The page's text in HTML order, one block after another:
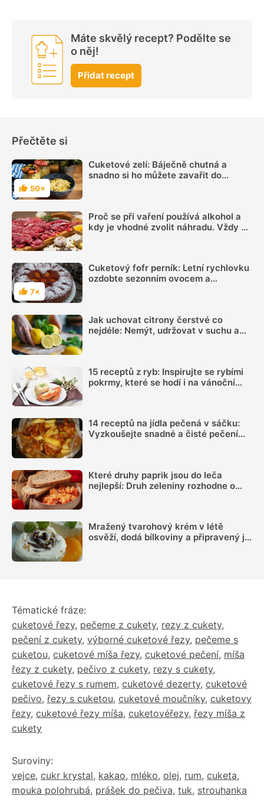
Máte skvělý recept? Podělte se
o něj!
Přidat recept
Přečtěte si
Hodnocení
50×
Cuketové zelí: Báječně chutná a
snadno si ho můžete zavařit do
Proč se při vaření používá alkohol a
kdy je vhodné zvolit náhradu. Vždy se
Hodnocení
7×
Cuketový fofr perník: Letní rychlovku
ozdobte sezonním ovocem a
Jak uchovat citrony čerstvé co
nejdéle: Nemýt, udržovat v suchu a
15 receptů z ryb: Inspirujte se rybími
pokrmy, které se hodí i na vánoční
14 receptů na jídla pečená v sáčku:
Vyzkoušejte snadné a čisté pečení
Které druhy paprik jsou do leča
nejlepší: Druh zeleniny rozhodne o
Mražený tvarohový krém v létě
osvěží, dodá bílkoviny a připravený je
Tématické fráze:
cuketové řezy, pečeme z cukety, rezy z cukety,
pečení z cukety, výborné cuketové řezy, pečeme s
cuketou, cuketové míša řezy, cuketové pečení, míša
řezy z cukety, pečivo z cukety, rezy s cukety,
cuketové řezy s rumem, cuketové dezerty, cuketové
pečivo, řezy s cuketou, cuketové moučníky, cuketovy
řezy, cuketové řezy míša, cuketovéřezy, řezy míša z
cukety
Suroviny:
vejce, cukr krystal, kakao, mléko, olej, rum, cuketa,
mouka polohrubá, prášek do pečiva, tuk, strouhanka